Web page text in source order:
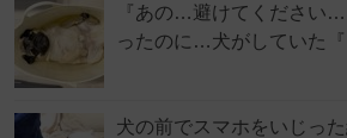
『あの…避けてください
ったのに…犬がしていた
犬の前でスマホをいじっ